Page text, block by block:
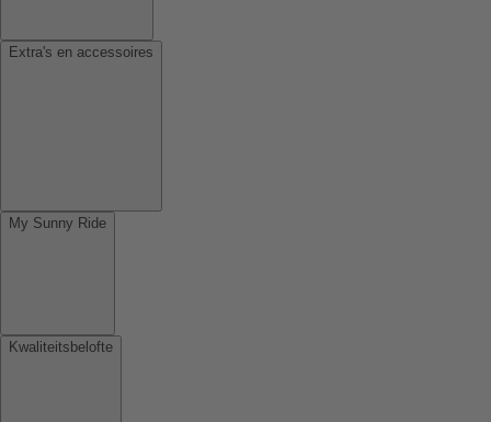
Extra's en accessoires
My Sunny Ride
Kwaliteitsbelofte